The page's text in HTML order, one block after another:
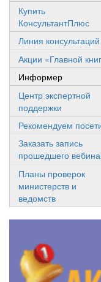
Купить
КонсультантПлюс
Линия консультаций
Акции «Главной
Информер
Центр экспертной
поддержки
Рекомендуем
Заказать запись
прошедшего
Планы проверок
министерств и
ведомств